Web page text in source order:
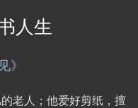
人生
》
老人；他爱好剪纸，擅